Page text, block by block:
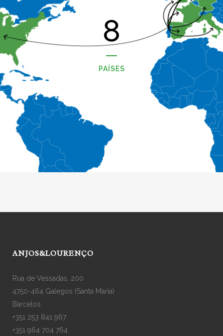
8
PAÍSES
ANJOS&LOURENÇO
Rua de Vessadas, 200
4750-464 Galegos (Santa Maria)
Barcelos
+351 253 841 967
+351 964 704 764